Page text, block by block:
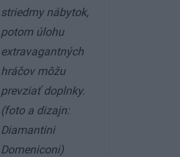
striedmy nábytok,
potom úlohu
extravagantných
hráčov môžu
prevziať doplnky.
(foto a dizajn:
Diamantini
Domeniconi)